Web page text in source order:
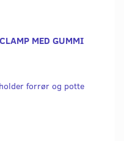
MED GUMMI
forrør og potte